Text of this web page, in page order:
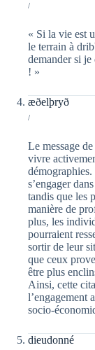
/
« Si la vie est
le terrain à
demander si je
! »
æðelþryð
/
Le message
vivre
s’engager
tandis que les
manière de
plus, les
pourraient
sortir de leur
que ceux
être plus
Ainsi, cette
l’engagement
socio-
dieudonné